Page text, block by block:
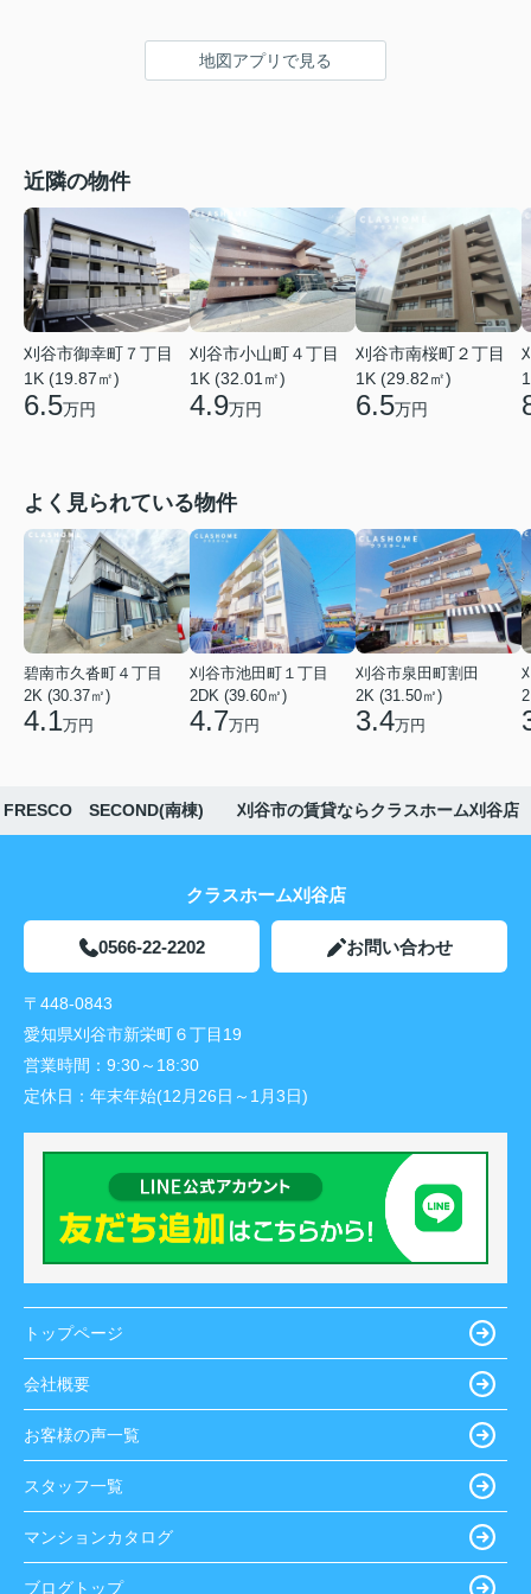
地図アプリで見る
近隣の物件
刈谷市御幸町７丁目
1K (19.87㎡)
6.5万円
刈谷市小山町４丁目
1K (32.01㎡)
4.9万円
刈谷市南桜町２丁目
1K (29.82㎡)
6.5万円
よく見られている物件
碧南市久沓町４丁目
2K (30.37㎡)
4.1万円
刈谷市池田町１丁目
2DK (39.60㎡)
4.7万円
刈谷市泉田町割田
2K (31.50㎡)
3.4万円
FRESCO SECOND(南棟) 刈谷市の賃貸ならクラスホーム刈谷店
クラスホーム刈谷店
0566-22-2202 お問い合わせ
〒448-0843
愛知県刈谷市新栄町６丁目19
営業時間： 9:30～18:30
定休日： 年末年始(12月26日～1月3日)
トップページ
会社概要
お客様の声一覧
スタッフ一覧
マンションカタログ
ブログトップ